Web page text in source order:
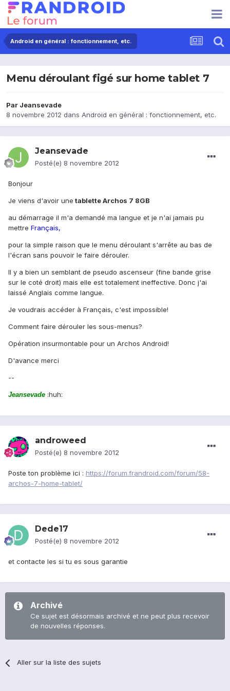
Android en général : fonctionnement, etc.
Menu déroulant figé sur home tablet 7
Par Jeansevade
8 novembre 2012 dans Android en général : fonctionnement, etc.
Jeansevade
Posté(e) 8 novembre 2012
Bonjour
Je viens d'avoir une tablette Archos 7 8GB
au démarrage il m'a demandé ma langue et je n'ai jamais pu
mettre Français,
pour la simple raison que le menu déroulant s'arrête au bas de
l'écran sans pouvoir le faire dérouler.
Il y a bien un semblant de pseudo ascenseur (fine bande grise
sur le coté droit) mais elle est totalement ineffective. Donc j'ai
laissé Anglais comme langue.
Je voudrais accéder à Français, c'est impossible!
Comment faire dérouler les sous-menus?
Opération insurmontable pour un Archos Android!
D'avance merci
--
Jeansevade :huh:
androweed
Posté(e) 8 novembre 2012
Poste ton problème ici : https://forum.frandroid.com/forum/58-
archos-7-home-tablet/
Dede17
Posté(e) 8 novembre 2012
et contacte les si tu es sous garantie
Archivé
Ce sujet est désormais archivé et ne peut plus recevoir
de nouvelles réponses.
Aller sur la liste des sujets